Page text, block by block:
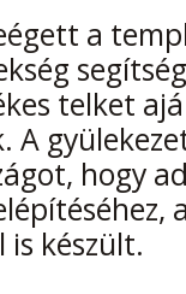
a
telket
A
hogy
is készült.